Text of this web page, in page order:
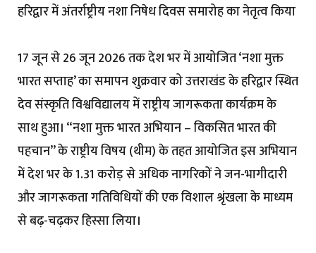
हरिद्वार में अंतर्राष्ट्रीय नशा निषेध दिवस समारोह का नेतृत्व किया
17 जून से 26 जून 2026 तक देश भर में आयोजित ‘नशा मुक्त
भारत सप्ताह’ का समापन शुक्रवार को उत्तराखंड के हरिद्वार स्थित
देव संस्कृति विश्वविद्यालय में राष्ट्रीय जागरूकता कार्यक्रम के
साथ हुआ। “नशा मुक्त भारत अभियान – विकसित भारत की
पहचान” के राष्ट्रीय विषय (थीम) के तहत आयोजित इस अभियान
में देश भर के 1.31 करोड़ से अधिक नागरिकों ने जन-भागीदारी
और जागरूकता गतिविधियों की एक विशाल श्रृंखला के माध्यम
से बढ़-चढ़कर हिस्सा लिया।